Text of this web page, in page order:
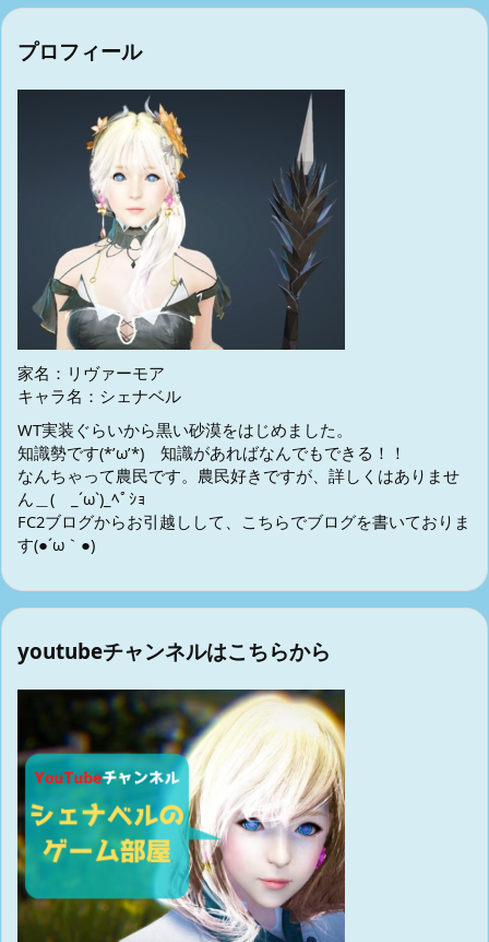
プロフィール
家名：リヴァーモア
キャラ名：シェナベル
WT実装ぐらいから黒い砂漠をはじめました。
知識勢です(*’ω’*) 知識があればなんでもできる！！
なんちゃって農民です。農民好きですが、詳しくはありませ
ん＿( _´ω`)_ﾍﾟｼｮ
FC2ブログからお引越しして、こちらでブログを書いておりま
す(●´ω｀●)
youtubeチャンネルはこちらから